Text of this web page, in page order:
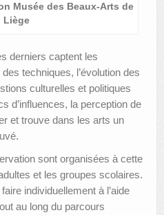
Musée des Beaux-Arts de
Liège
derniers captent les
techniques, l’évolution des
culturelles et politiques
d’influences, la perception de
et trouve dans les arts un
sont organisées à cette
et les groupes scolaires.
individuellement à l’aide
au long du parcours